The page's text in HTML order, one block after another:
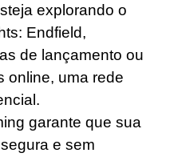
explorando o
Endfield,
de lançamento ou
online, uma rede
garante que sua
e sem